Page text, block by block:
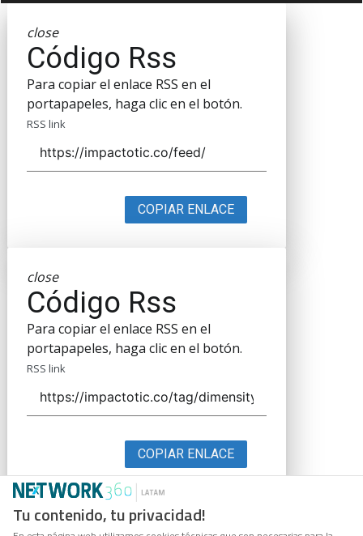
Tu contenido, tu privacidad!
close
Código Rss
Para copiar el enlace RSS en el
portapapeles, haga clic en el botón.
RSS link
COPIAR ENLACE
close
Código Rss
Para copiar el enlace RSS en el
portapapeles, haga clic en el botón.
RSS link
COPIAR ENLACE